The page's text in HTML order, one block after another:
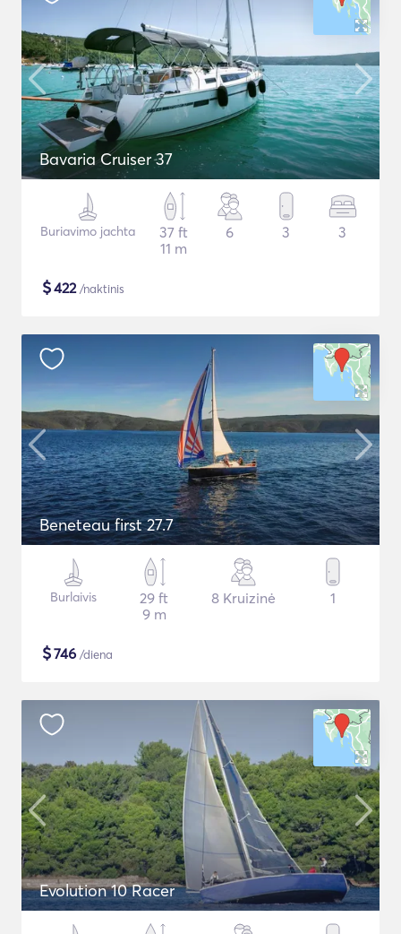
Bavaria Cruiser 37
Buriavimo jachta
37 ft
11 m
6 3 3
$422/naktinis
Beneteau first 27.7
Burlaivis
29 ft
9 m
8 Kruizinė 1
$746 /diena
Evolution 10 Racer